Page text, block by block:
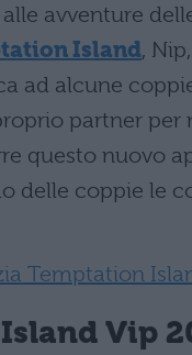
avventure
Island,
ad alcune
partner per
questo nuovo
delle coppie le
Temptation
Vip